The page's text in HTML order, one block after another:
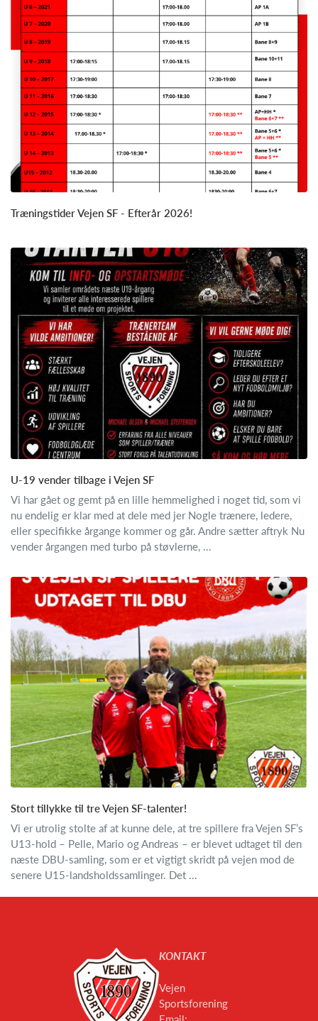
Træningstider Vejen SF - Efterår 2026!
U-19 vender tilbage i Vejen SF
Vi har gået og gemt på en lille hemmelighed i noget tid, som vi
nu endelig er klar med at dele med jer Nogle trænere, ledere,
eller specifikke årgange kommer og går. Andre sætter aftryk Nu
vender årgangen med turbo på støvlerne, ...
Stort tillykke til tre Vejen SF-talenter!
Vi er utrolig stolte af at kunne dele, at tre spillere fra Vejen SF’s
U13-hold – Pelle, Mario og Andreas – er blevet udtaget til den
næste DBU-samling, som er et vigtigt skridt på vejen mod de
senere U15-landsholdssamlinger. Det ...
KONTAKT
Vejen
Sportsforening